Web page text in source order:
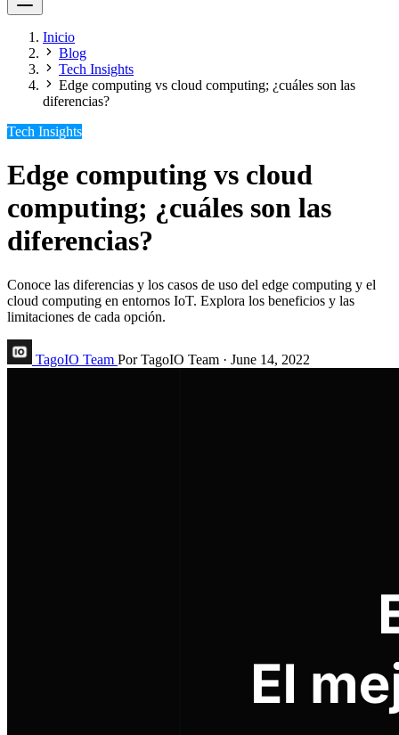
Inicio
Blog
Tech Insights
Edge computing vs cloud computing; ¿cuáles son las
diferencias?
Tech Insights
Edge computing vs cloud
computing; ¿cuáles son las
diferencias?
Conoce las diferencias y los casos de uso del edge computing y el
cloud computing en entornos IoT. Explora los beneficios y las
limitaciones de cada opción.
TagoIO Team Por TagoIO Team · June 14, 2022